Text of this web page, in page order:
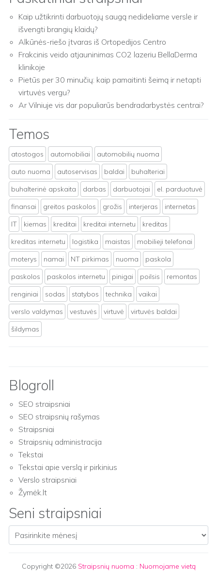
Kaip užtikrinti darbuotojų saugą nedideliame versle ir
išvengti brangių klaidų?
Alkūnės-riešo įtvaras iš Ortopedijos Centro
Frakcinis veido atjauninimas CO2 lazeriu BellaDerma
klinikoje
Pietūs per 30 minučių: kaip pamaitinti šeimą ir netapti
virtuvės vergu?
Ar Vilniuje vis dar populiarūs bendradarbystės centrai?
Temos
atostogos automobiliai
automobilių nuoma
auto nuoma
autoservisas baldai
buhalteriai
buhalterinė apskaita
darbas darbuotojai
el. parduotuvė
finansai
greitos paskolos grožis interjeras
internetas
IT
kiemas kreditai kreditai internetu
kreditas
kreditas internetu
logistika maistas
mobilieji telefonai
moterys
namai NT pirkimas nuoma
paskola
paskolos
paskolos internetu pinigai poilsis
remontas
renginiai
sodas statybos technika
vaikai
verslo valdymas
vestuvės virtuvė
virtuvės baldai
šildymas
Blogroll
SEO straipsniai
SEO straipsnių rašymas
Straipsniai
Straipsnių administracija
Tekstai
Tekstai apie verslą ir pirkinius
Verslo straipsniai
Žymėk.lt
Seni straipsniai
Seni straipsniai
Copyright ©2026 Straipsnių nuoma : Nuomojame vietą